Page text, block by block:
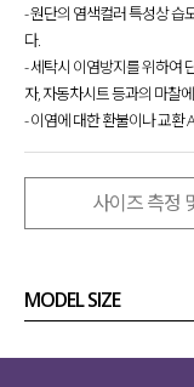
- 원단의 염색컬러 특성상 습
다.
- 세탁시 이염방지를 위하여
자, 자동차시트 등과의 마찰
- 이염에 대한 환불이나 교환
사이즈 측정
MODEL SIZE